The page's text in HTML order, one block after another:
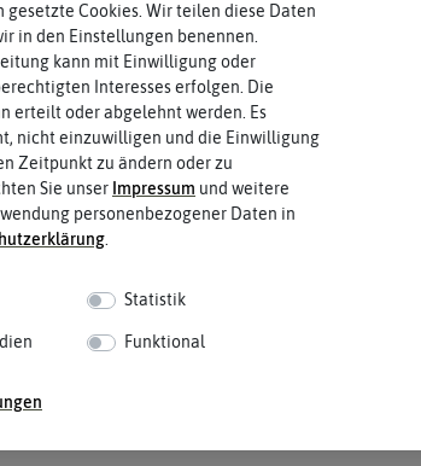
gesetzte Cookies. Wir teilen diese Daten
in den Einstellungen benennen.
kann mit Einwilligung oder
Interesses erfolgen. Die
erteilt oder abgelehnt werden. Es
nicht einzuwilligen und die Einwilligung
Zeitpunkt zu ändern oder zu
Sie unser Impressum und weitere
personenbezogener Daten in
.
Statistik
Funktional